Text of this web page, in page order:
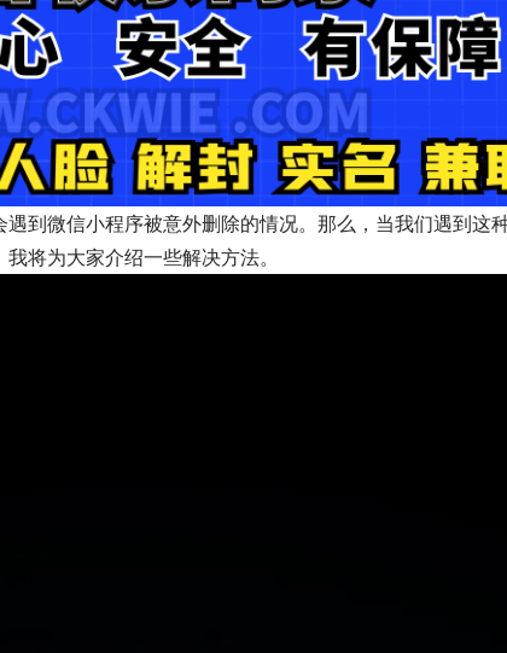
到微信小程序被意外删除的情况。那么，当我们遇到这
将为大家介绍一些解决方法。